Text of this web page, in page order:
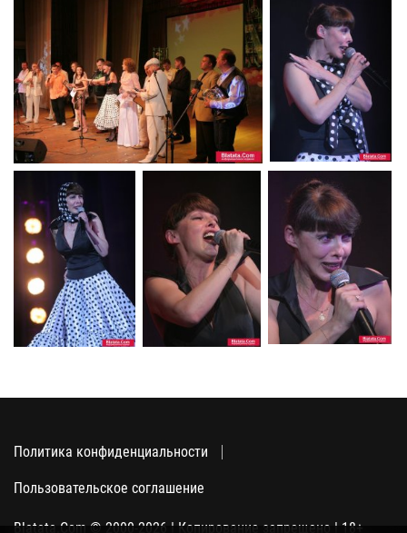
Политика конфиденциальности
Пользовательское соглашение
Blatata.Com © 2000-2026 | Копирование запрещено | 18+